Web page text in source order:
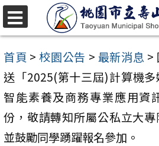
跳
至
主
要
內
容
區
首頁 > 校園公告 > 最新消息 >
送「2025(第十三屆)計算機
智能素養及商務專業應用資
份，敬請轉知所屬公私立大
並鼓勵同學踴躍報名參加。
選
單